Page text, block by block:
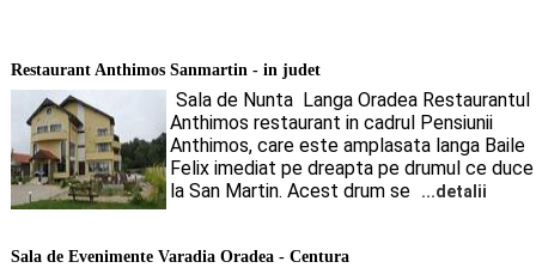
Restaurant Anthimos Sanmartin - in judet
Sala de Nunta Langa Oradea Restaurantul
Anthimos restaurant in cadrul Pensiunii
Anthimos, care este amplasata langa Baile
Felix imediat pe dreapta pe drumul ce duce
la San Martin. Acest drum se
...detalii
Sala de Evenimente Varadia Oradea - Centura